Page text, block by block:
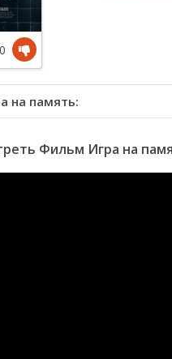
0
на память:
Фильм Игра на